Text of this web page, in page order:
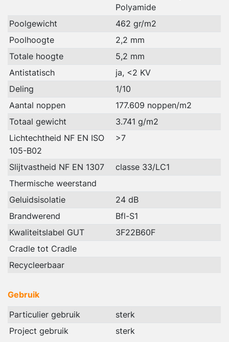
Polyamide
Poolgewicht
462 gr/m2
Poolhoogte
2,2 mm
Totale hoogte
5,2 mm
Antistatisch
ja, <2 KV
Deling
1/10
Aantal noppen
177.609 noppen/m2
Totaal gewicht
3.741 g/m2
Lichtechtheid NF EN ISO
105-B02
>7
Slijtvastheid NF EN 1307
classe 33/LC1
Thermische weerstand
Geluidsisolatie
24 dB
Brandwerend
Bfl-S1
Kwaliteitslabel GUT
3F22B60F
Cradle tot Cradle
Recycleerbaar
Gebruik
Particulier gebruik
sterk
Project gebruik
sterk